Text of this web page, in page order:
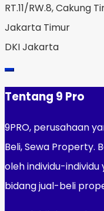
RT.11/RW.8, Cakung
Jakarta Timur
DKI Jakarta
Tentang 9 Pro
9PRO, perusahaan
Beli, Sewa Property.
oleh individu-
bidang jual-beli